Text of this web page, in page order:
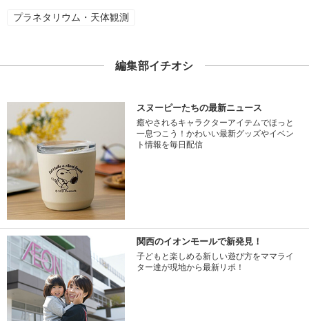
プラネタリウム・天体観測
編集部イチオシ
スヌーピーたちの最新ニュース
癒やされるキャラクターアイテムでほっと
一息つこう！かわいい最新グッズやイベン
ト情報を毎日配信
関西のイオンモールで新発見！
子どもと楽しめる新しい遊び方をママライ
ター達が現地から最新リポ！